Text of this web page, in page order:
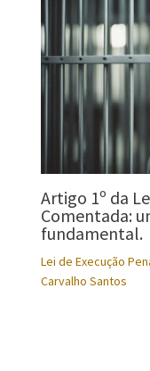
Artigo 1º da
Comentada:
fundamental.
Lei de Execução
Carvalho Santos